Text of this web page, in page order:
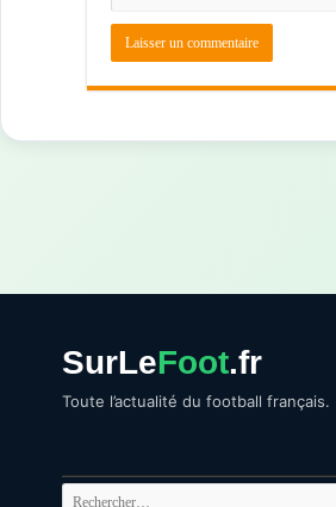
SurLeFoot.fr
Toute l’actualité du football français.